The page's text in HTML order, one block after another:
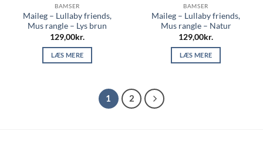
BAMSER
Maileg – Lullaby friends,
Mus rangle – Lys brun
129,00kr.
LÆS MERE
BAMSER
Maileg – Lullaby friends,
Mus rangle – Natur
129,00kr.
LÆS MERE
1 2